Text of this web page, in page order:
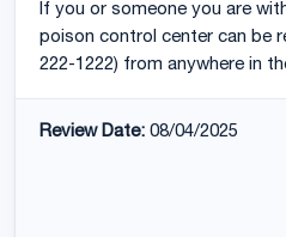
If you or someone you are
poison control center can be
222-1222) from anywhere in
Review Date: 08/04/2025